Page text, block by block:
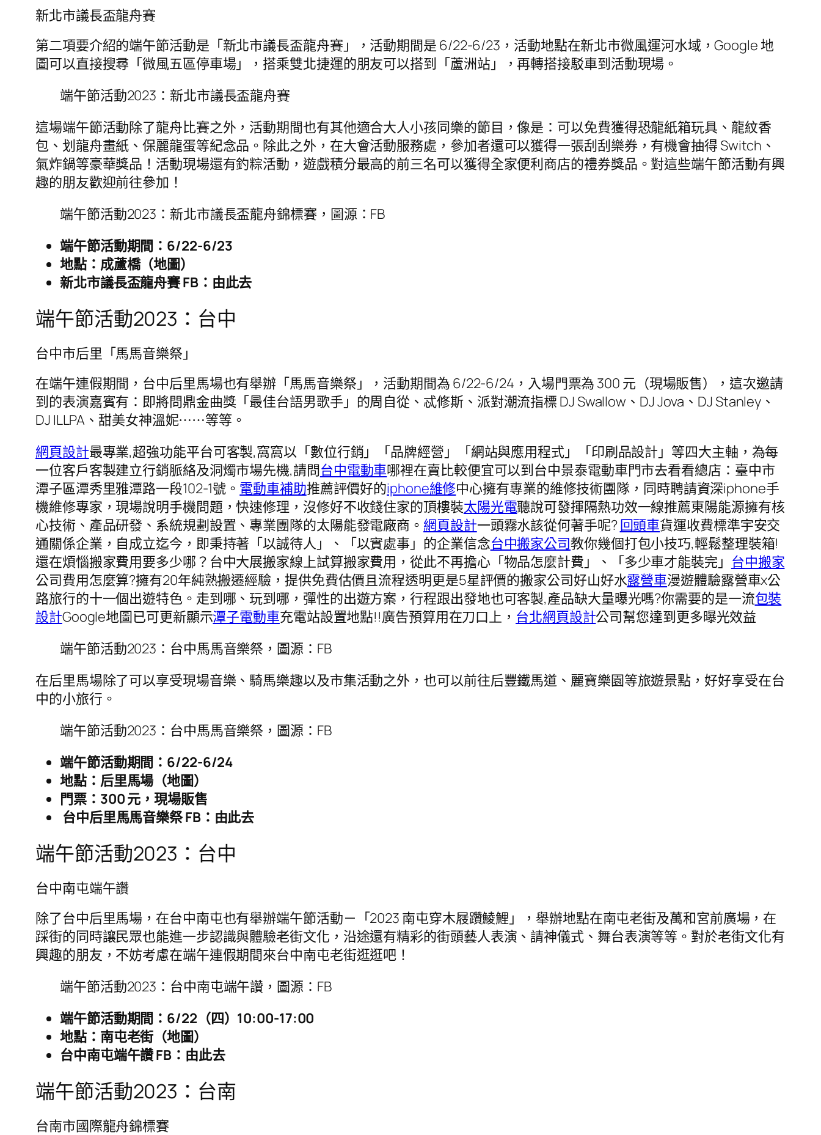
新北市議長盃龍舟賽
第二項要介紹的端午節活動是「新北市議長盃龍舟賽」，活動期間是 6/22-6/23，活動地點在新北市微風運河水域，Google 地
圖可以直接搜尋「微風五區停車場」，搭乘雙北捷運的朋友可以搭到「蘆洲站」，再轉搭接駁車到活動現場。
端午節活動2023：新北市議長盃龍舟賽
這場端午節活動除了龍舟比賽之外，活動期間也有其他適合大人小孩同樂的節目，像是：可以免費獲得恐龍紙箱玩具、龍紋香
包、划龍舟畫紙、保麗龍蛋等紀念品。除此之外，在大會活動服務處，參加者還可以獲得一張刮刮樂券，有機會抽得 Switch、
氣炸鍋等豪華獎品！活動現場還有釣粽活動，遊戲積分最高的前三名可以獲得全家便利商店的禮券獎品。對這些端午節活動有興
趣的朋友歡迎前往參加！
端午節活動2023：新北市議長盃龍舟錦標賽，圖源：FB
端午節活動期間：6/22-6/23
地點：成蘆橋（地圖）
新北市議長盃龍舟賽 FB：由此去
端午節活動2023：台中
台中市后里「馬馬音樂祭」
在端午連假期間，台中后里馬場也有舉辦「馬馬音樂祭」，活動期間為 6/22-6/24，入場門票為 300 元（現場販售），這次邀請
到的表演嘉賓有：即將問鼎金曲獎「最佳台語男歌手」的周自從、忒修斯、派對潮流指標 DJ Swallow、DJ Jova、DJ Stanley、
DJ ILLPA、甜美女神溫妮⋯⋯等等。
網頁設計最專業,超強功能平台可客製,窩窩以「數位行銷」「品牌經營」「網站與應用程式」「印刷品設計」等四大主軸，為每
一位客戶客製建立行銷脈絡及洞燭市場先機,請問台中電動車哪裡在賣比較便宜可以到台中景泰電動車門市去看看總店：臺中市
潭子區潭秀里雅潭路一段102-1號。 電動車補助推薦評價好的iphone維修中心擁有專業的維修技術團隊，同時聘請資深iphone手
機維修專家，現場說明手機問題，快速修理，沒修好不收錢住家的頂樓裝太陽光電聽說可發揮隔熱功效一線推薦東陽能源擁有核
心技術、產品研發、系統規劃設置、專業團隊的太陽能發電廠商。 網頁設計一頭霧水該從何著手呢?回頭車貨運收費標準宇安交
通關係企業，自成立迄今，即秉持著「以誠待人」、「以實處事」的企業信念台中搬家公司教你幾個打包小技巧,輕鬆整理裝箱!
還在煩惱搬家費用要多少哪？台中大展搬家線上試算搬家費用，從此不再擔心「物品怎麼計費」、「多少車才能裝完」 台中搬家
公司費用怎麼算?擁有20年純熟搬遷經驗，提供免費估價且流程透明更是5星評價的搬家公司好山好水露營車漫遊體驗露營車x公
路旅行的十一個出遊特色。走到哪、玩到哪，彈性的出遊方案，行程跟出發地也可客製,產品缺大量曝光嗎?你需要的是一流包裝
設計Google地圖已可更新顯示潭子電動車充電站設置地點!!廣告預算用在刀口上， 台北網頁設計公司幫您達到更多曝光效益
端午節活動2023：台中馬馬音樂祭，圖源：FB
在后里馬場除了可以享受現場音樂、騎馬樂趣以及市集活動之外，也可以前往后豐鐵馬道、麗寶樂園等旅遊景點，好好享受在台
中的小旅行。
端午節活動2023：台中馬馬音樂祭，圖源：FB
端午節活動期間：6/22-6/24
地點：后里馬場（地圖）
門票：300 元，現場販售
台中后里馬馬音樂祭 FB：由此去
端午節活動2023：台中
台中南屯端午讚
除了台中后里馬場，在台中南屯也有舉辦端午節活動－「2023 南屯穿木屐躦鯪鯉」，舉辦地點在南屯老街及萬和宮前廣場，在
踩街的同時讓民眾也能進一步認識與體驗老街文化，沿途還有精彩的街頭藝人表演、請神儀式、舞台表演等等。對於老街文化有
興趣的朋友，不妨考慮在端午連假期間來台中南屯老街逛逛吧！
端午節活動2023：台中南屯端午讚，圖源：FB
端午節活動期間：6/22（四）10:00-17:00
地點：南屯老街（地圖）
台中南屯端午讚 FB：由此去
端午節活動2023：台南
台南市國際龍舟錦標賽